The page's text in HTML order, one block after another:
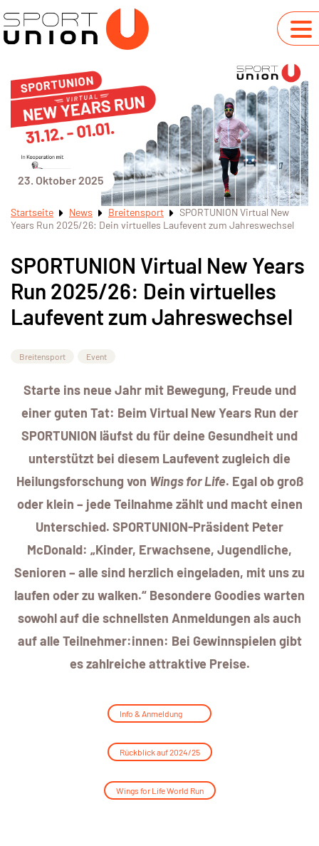
23. Oktober 2025
Startseite News Breitensport
SPORTUNION Virtual New
Years Run 2025/26: Dein virtuelles Laufevent zum Jahreswechsel
SPORTUNION Virtual New Years
Run 2025/26: Dein virtuelles
Laufevent zum Jahreswechsel
Breitensport Event
Starte ins neue Jahr mit Bewegung, Freude und
einer guten Tat: Beim Virtual New Years Run der
SPORTUNION läufst du für deine Gesundheit und
unterstützt bei diesem Laufeventzugleich die
Heilungsforschung von Wings for Life. Egal ob groß
oder klein – jede Teilnahme zählt und macht einen
Unterschied. SPORTUNION-Präsident Peter
McDonald: „Kinder, Erwachsene, Jugendliche,
Senioren – alle sind herzlich eingeladen, mit uns zu
laufen oder zu walken.“ Besondere Goodies warten
sowohl auf die schnellsten Anmeldungen als auch
auf alle Teilnehmer:innen: Bei Gewinnspielen gibt
es zahlreiche attraktive Preise.
Info & Anmeldung
Rückblick auf 2024/25
Wings for Life World Run